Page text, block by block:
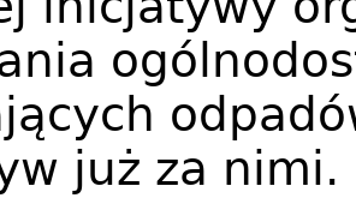
już za nimi.